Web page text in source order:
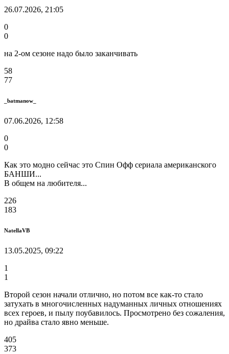
26.07.2026, 21:05
0
0
на 2-ом сезоне надо было заканчивать
58
77
_batmanow_
07.06.2026, 12:58
0
0
Как это модно сейчас это Спин Офф сериала американского
БАНШИ...
В общем на любителя...
226
183
NatellaVB
13.05.2025, 09:22
1
1
Второй сезон начали отлично, но потом все как-то стало
затухать в многочисленных надуманных личных отношениях
всех героев, и пылу поубавилось. Просмотрено без сожаления,
но драйва стало явно меньше.
405
373